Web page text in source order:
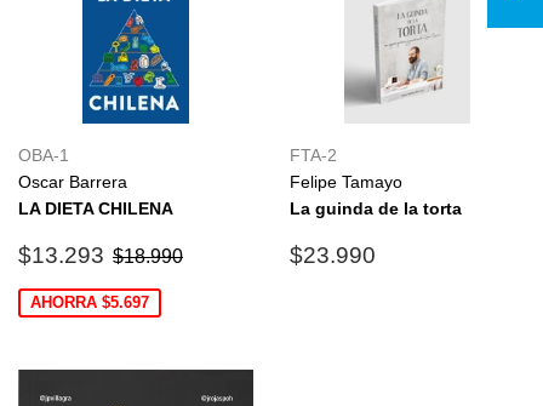
OBA-1
Oscar Barrera
LA DIETA CHILENA
Precio
oferta
$13.293 $13.293
Precio habitual
$18.990
AHORRA $5.697
FTA-2
Felipe Tamayo
La guinda de la torta
Precio
$23.990